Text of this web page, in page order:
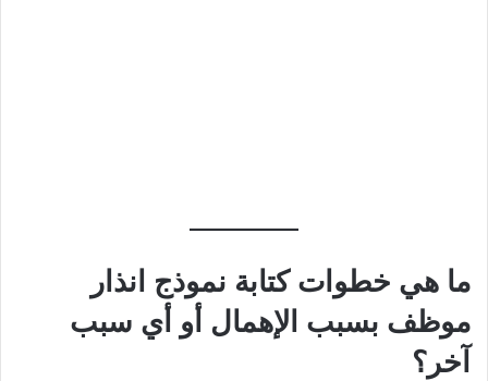
ما هي خطوات كتابة نموذج انذار
موظف بسبب الإهمال أو أي سبب
آخر؟